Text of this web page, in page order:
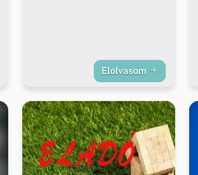
Elolvasom